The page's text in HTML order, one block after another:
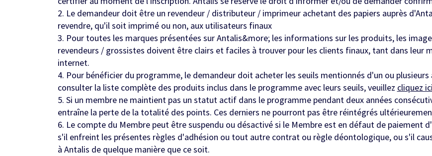
2. Le demandeur doit être un revendeur / distributeur / imprimeur achetant des papiers auprès
revendre, qu'il soit imprimé ou non, aux utilisateurs finaux
3. Pour toutes les marques présentées sur Antalis&more; les informations sur les produits, les
revendeurs / grossistes doivent être clairs et faciles à trouver pour les clients finaux, tant dans leur
internet.
4. Pour bénéficier du programme, le demandeur doit acheter les seuils mentionnés d'un ou
consulter la liste complète des produits inclus dans le programme avec leurs seuils, veuillez cliquez ici
5. Si un membre ne maintient pas un statut actif dans le programme pendant deux années
entraîne la perte de la totalité des points. Ces derniers ne pourront pas être réintégrés
6. Le compte du Membre peut être suspendu ou désactivé si le Membre est en défaut de paiement
s'il enfreint les présentes règles d'adhésion ou tout autre contrat ou règle déontologique, ou s'il
à Antalis de quelque manière que ce soit.